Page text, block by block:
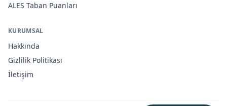
ALES Taban Puanları
KURUMSAL
Hakkında
Gizlilik Politikası
İletişim